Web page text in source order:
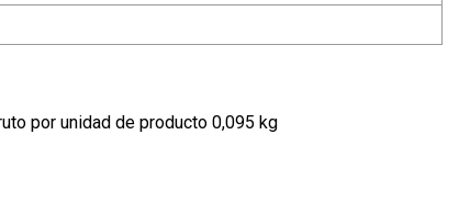
por unidad de producto 0,095 kg